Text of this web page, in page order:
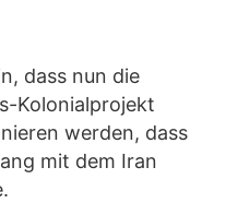
dass nun die
Kolonialprojekt
werden, dass
mit dem Iran